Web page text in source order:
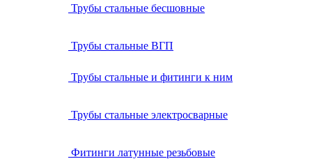
Трубы стальные бесшовные
Трубы стальные ВГП
Трубы стальные и фитинги к ним
Трубы стальные электросварные
Фитинги латунные резьбовые